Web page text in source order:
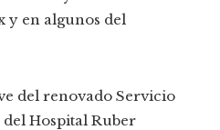
y en algunos del
del renovado Servicio
Hospital Ruber